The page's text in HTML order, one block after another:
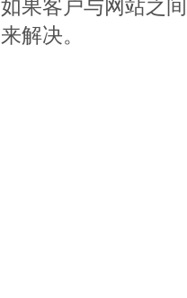
如果客户与网站之
来解决。